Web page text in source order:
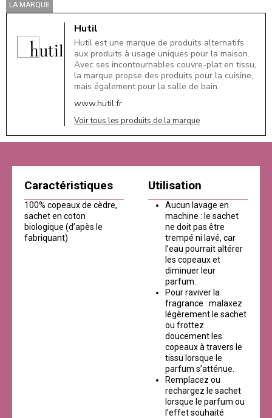
LA MARQUE
Hutil
Hutil est une marque de produits alternatifs
aux produits à usage uniques pour la maison.
Avec ses incontournables couvre-plat en tissu,
la marque propse des produits pour la cuisine,
mais également pour la salle de bain.
www.hutil.fr
Voir tous les produits de la marque
Caractéristiques
100% copeaux de cèdre,
sachet en coton
biologique (d’apès le
fabriquant)
Utilisation
Aucun lavage en
machine : le sachet
ne doit pas être
trempé ni lavé, car
l’eau pourrait altérer
les copeaux et
diminuer leur
parfum.
Pour raviver la
fragrance : malaxez
légèrement le sachet
ou frottez
doucement les
copeaux à travers le
tissu lorsque le
parfum s’atténue.
Remplacez ou
rechargez le sachet
lorsque le parfum ou
l’effet souhaité